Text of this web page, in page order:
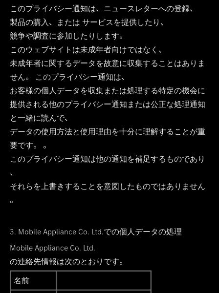
このプライバシー通知は、ニュースレターへの登録、
製品の購入、または サービスを提供したり、
競争や調査に参加したりします。
このウェブサイトは未成年者向けではなく、
未成年者に関するデータを故意に収集することはありま
せん。 このプライバシー通知は、
お客様の個人データを収集または処理する特定の機会に
提供される他のプライバシー通知または公正な処理通知
と一緒に読んで、
データの使用方法と使用理由を十分に理解することが重
要です。 。
このプライバシー通知は他の通知を補足するものであり
、
それらを上書きすることを意図したものではありません
。
3. Mobile Appliance Co. Ltd.での個人データの処理
Mobile Appliance Co. Ltd.
の連絡先情報は次のとおりです。
名前